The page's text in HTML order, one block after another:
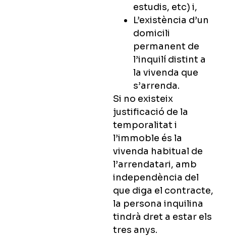
estudis, etc) i,
L’existència d’un
domicili
permanent de
l’inquilí distint a
la vivenda que
s’arrenda.
Si no existeix
justificació de la
temporalitat i
l’immoble és la
vivenda habitual de
l’arrendatari, amb
independència del
que diga el contracte,
la persona inquilina
tindrà dret a estar els
tres anys.